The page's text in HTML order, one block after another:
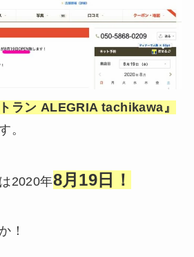
ラン ALEGRIA tachikawa』
。
2020年8月19日！
！